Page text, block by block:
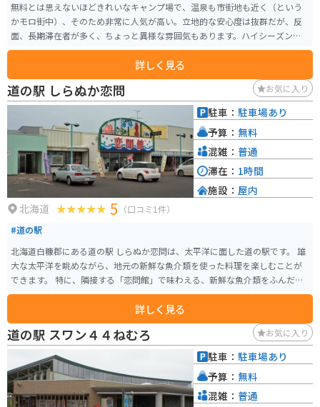
無料とは思えないほどきれいなキャンプ場で、温泉も市街地も近く（という
かモロ街中）、そのため非常に人気が高い。立地的な安心度は抜群だが、反
面、長期滞在者が多く、ちょっと異様な雰囲気もあります。ハイシーズンで
は、当日利用者はテントを張れないほど混む。ビギナーでも利用に問題はな
いが、主（ヌシ）のような人がいるので要注意。気の弱い人は避けた方がい
いかも。なお、温泉が川向こうにあり徒歩で行くことができる。これも人気
に拍車を掛けている要因。平日利用なら天国級の環境です。
詳しく見る
道の駅 しらぬか恋問 お気に入り
北海道 5 （口コミ1件）
#道の駅
北海道白糠郡にある道の駅 しらぬか恋問は、太平洋に面した道の駅です。 雄
大な太平洋を眺めながら、地元の新鮮な魚介類を使った料理を楽しむことが
できます。 特に、隣接する「恋問館」で味わえる、新鮮な魚介類をふんだん
に使った海鮮丼は絶品です。 また、お土産コーナーには、白糠町の特産品で
ある柳だこや、ししゃもなどの海産物加工品、地元産の牛乳を使ったソフト
クリームなどが販売されています。 太平洋を望むロケーションは、ツーリン
グの休憩スポットとしても最適です。 道の駅には、バイクスタンドも設置さ
れています。 周辺には、白糠町のシンボルである「茶路めん羊牧場」や、太
平洋を一望できる「恋問海岸」など、観光スポットも点在しています。
詳しく見る
駐車： 駐車場あり
予算： 無料
混雑： 普通
滞在： 1時間
施設： 屋内
道の駅 スワン４４ねむろ お気に入り
駐車： 駐車場あり
予算： 無料
混雑： 普通